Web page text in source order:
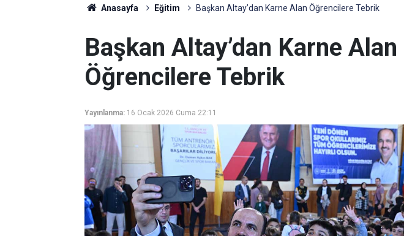
Anasayfa Eğitim Başkan Altay’dan Karne Alan Öğrencilere Tebrik
Başkan Altay’dan Karne Alan
Öğrencilere Tebrik
Yayınlanma: 16 Ocak 2026 Cuma 22:11